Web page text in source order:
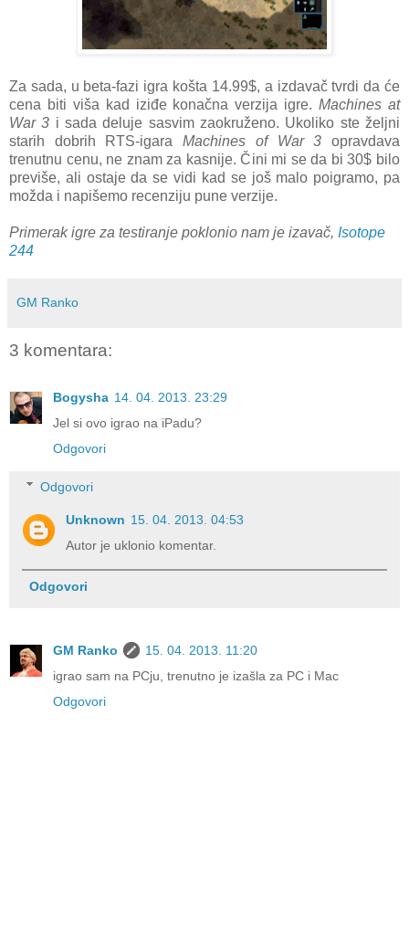
Za sada, u beta-fazi igra košta 14.99$, a izdavač tvrdi da će
cena biti viša kad iziđe konačna verzija igre.Machines at
War 3 i sada deluje sasvim zaokruženo. Ukoliko ste željni
starih dobrih RTS-igaraMachines of War 3 opravdava
trenutnu cenu, ne znam za kasnije. Čini mi se da bi 30$ bilo
previše, ali ostaje da se vidi kad se još malo poigramo, pa
možda i napišemo recenziju pune verzije.
Primerak igre za testiranje poklonio nam je izavač, Isotope
244
GM Ranko
3 komentara:
Bogysha 14. 04. 2013. 23:29
Jel si ovo igrao na iPadu?
Odgovori
Odgovori
Unknown 15. 04. 2013. 04:53
Autor je uklonio komentar.
Odgovori
GM Ranko
15. 04. 2013. 11:20
igrao sam na PCju, trenutno je izašla za PC i Mac
Odgovori